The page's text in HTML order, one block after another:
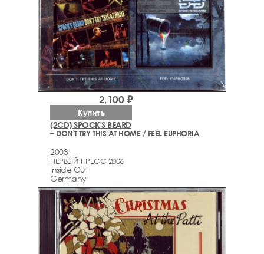
(2CD) SPOCK'S BEARD
– DON'T TRY THIS AT HOME / FEEL EUPHORIA
2003
ПЕРВЫЙ ПРЕСС 2006
Inside Out
Germany
2,100 ₽
Купить